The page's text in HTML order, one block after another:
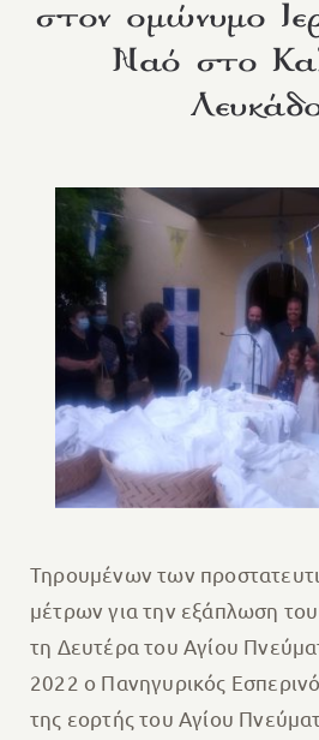
στον ομώνυμο
Ναό στο
Τηρουμένων των
μέτρων για την εξάπλωση
τη Δευτέρα του Αγίου
2022 ο Πανηγυρικός
της εορτής του Αγίου